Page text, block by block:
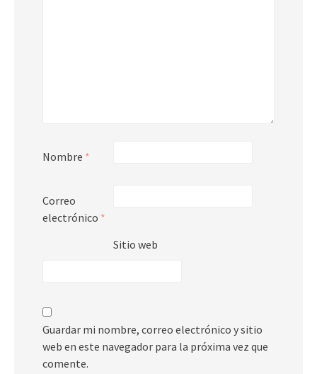
Nombre *
Correo
electrónico *
Sitio web
Guardar mi nombre, correo electrónico y sitio
web en este navegador para la próxima vez que
comente.